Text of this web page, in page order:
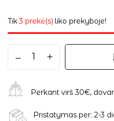
Tik3 prekė(s) liko prekyboje!
Perkant virš 30€,
Pristatymas per: 2-3